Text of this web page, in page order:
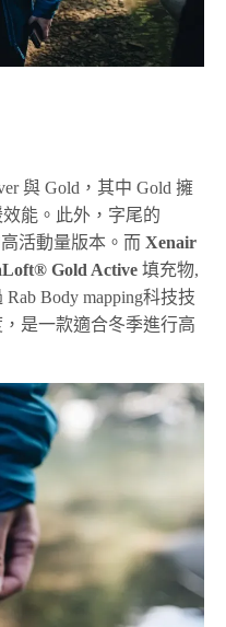
與 Gold，其中 Gold 擁
能。此外，字尾的
活動量版本。而Xenair
Gold Active填充物,
Body mapping科技技
是一款適合冬季進行高